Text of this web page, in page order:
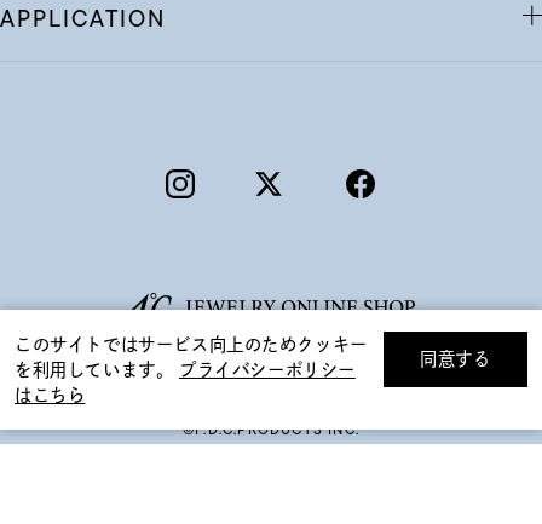
絞り込んで検索する
APPLICATION
©F.D.C.PRODUCTS INC.
このサイトではサービス向上のためクッキー
を利用しています。
プライバシーポリシー
はこちら
同意する